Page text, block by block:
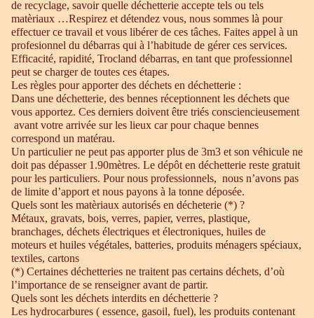
de recyclage, savoir quelle déchetterie accepte tels ou tels
matèriaux …Respirez et détendez vous, nous sommes là pour
effectuer ce travail et vous libérer de ces tâches. Faites appel à un
profesionnel du débarras qui à l’habitude de gérer ces services.
Efficacité, rapidité, Trocland débarras, en tant que professionnel
peut se charger de toutes ces étapes.
Les règles pour apporter des déchets en déchetterie :
Dans une déchetterie, des bennes réceptionnent les déchets que
vous apportez. Ces derniers doivent être triés consciencieusement
avant votre arrivée sur les lieux car pour chaque bennes
correspond un matérau.
Un particulier ne peut pas apporter plus de 3m3 et son véhicule ne
doit pas dépasser 1.90mètres. Le dépôt en déchetterie reste gratuit
pour les particuliers. Pour nous professionnels, nous n’avons pas
de limite d’apport et nous payons à la tonne déposée.
Quels sont les matèriaux autorisés en décheterie (*) ?
Métaux, gravats, bois, verres, papier, verres, plastique,
branchages, déchets électriques et électroniques, huiles de
moteurs et huiles végétales, batteries, produits ménagers spéciaux,
textiles, cartons
(*) Certaines déchetteries ne traitent pas certains déchets, d’où
l’importance de se renseigner avant de partir.
Quels sont les déchets interdits en déchetterie ?
Les hydrocarbures ( essence, gasoil, fuel), les produits contenant